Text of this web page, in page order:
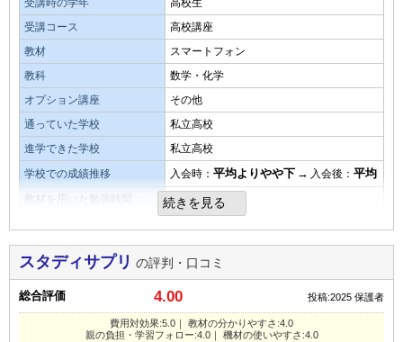
総合評価
本人がやる気を出さない限り成績が大きく向上することはあ
りません
教材の難易度
易しい 平均
演習問題の量
少ない 平均 多い
親の負担・学習フォローの仕組み
子供が利用したとき親にメール通知が来るとか一週間の学習
時間、利用状況など通知があるといいのにと思う
良いところや要望
良い点は一流講師の講義を低料金でいくらでも受けられると
ころ
悪いところは受講者の自主性次第なので役立てられる人の割
合が低そう
総合評価
この料金では無理なのも理解できるがもう少し高くなっても
いいので勉強を続けられる仕組みをしっかり作ってほしい。
教育機会の地域格差も解消できるので
有名講師が徹底的に細部までこだわって授業を行ってくださ
るので、躓きがなくてよかった。
教材・授業動画の難易度
教科書の範囲に応じて学習できるので、子供も無理なく学習
出来ていた。
演習問題の量
テストによく出る演習問題の量は十分で、子供もモチベーシ
目的を果たせたか
子供の苦手教科を克服してもらいたくて始めましたが、丁寧
な指導でモチベーションが下がらずに続けられました。
受講時の学年
高校生
受講コース
高校講座
教材
スマートフォン
教科
数学・化学
オプション講座
その他
通っていた学校
私立高校
進学できた学校
私立高校
学校での成績推移
入会時： 平均よりやや下 → 入会後： 平均
教材を用いた勉強時間
1.5時間
費用対効果
費用は安くて助かるが、本人が学力がつけられるかは、本人
にかかっていて、動画視聴で必ず成績が上がるかは微妙。
続きを見る
スタディサプリ の評判・口コミ
総合評価 4.00 投稿:2025 保護者
費用対効果:5.0｜ 教材の分かりやすさ:4.0
親の負担・学習フォロー:4.0｜ 機材の使いやすさ:4.0